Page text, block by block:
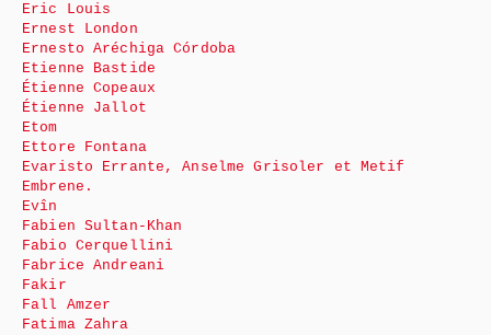
Eric Louis
Ernest London
Ernesto Aréchiga Córdoba
Etienne Bastide
Étienne Copeaux
Étienne Jallot
Etom
Ettore Fontana
Evaristo Errante, Anselme Grisoler et Metif
Embrene.
Evîn
Fabien Sultan-Khan
Fabio Cerquellini
Fabrice Andreani
Fakir
Fall Amzer
Fatima Zahra